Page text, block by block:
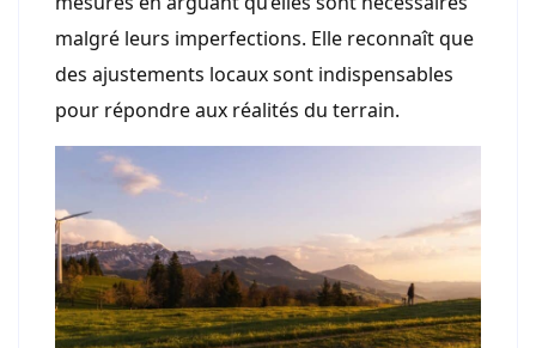
malgré leurs imperfections. Elle reconnaît que
des ajustements locaux sont indispensables
pour répondre aux réalités du terrain.